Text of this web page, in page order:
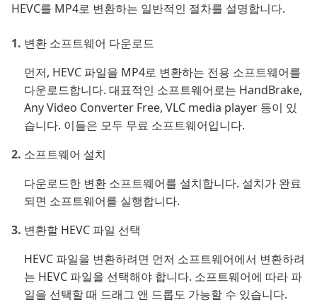
HEVC를 MP4로 변환하는 일반적인 절차를 설명합니다.
변환 소프트웨어 다운로드
먼저, HEVC 파일을 MP4로 변환하는 전용 소프트웨어를
다운로드합니다. 대표적인 소프트웨어로는 HandBrake,
Any Video Converter Free, VLC media player 등이 있
습니다. 이들은 모두 무료 소프트웨어입니다.
소프트웨어 설치
다운로드한 변환 소프트웨어를 설치합니다. 설치가 완료
되면 소프트웨어를 실행합니다.
변환할 HEVC 파일 선택
HEVC 파일을 변환하려면 먼저 소프트웨어에서 변환하려
는 HEVC 파일을 선택해야 합니다. 소프트웨어에 따라 파
일을 선택할 때 드래그 앤 드롭도 가능할 수 있습니다.